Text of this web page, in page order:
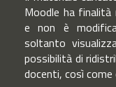
Moodle ha
e non è
soltanto
possibilità di
docenti, così